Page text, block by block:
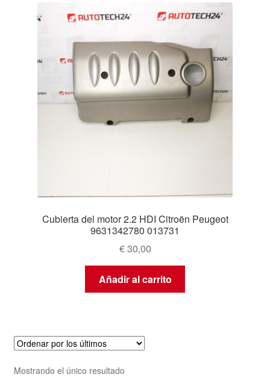
Cubierta del motor 2.2 HDI Citroën Peugeot
9631342780 013731
€30,00
Añadir al carrito
Mostrando el único resultado